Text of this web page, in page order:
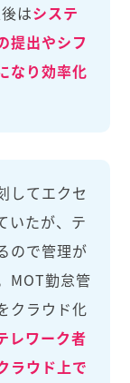
はシステ
提出やシフ
なり効率化
してエクセ
いたが、テ
ので管理が
MOT勤怠管
クラウド化
レワーク者
ラウド上で